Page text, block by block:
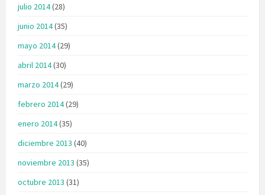
julio 2014(28)
junio 2014(35)
mayo 2014(29)
abril 2014(30)
marzo 2014(29)
febrero 2014(29)
enero 2014(35)
diciembre 2013 (40)
noviembre 2013 (35)
octubre 2013 (31)